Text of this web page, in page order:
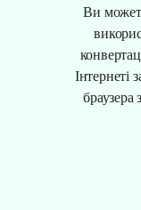
Ви
Інтернеті
браузера